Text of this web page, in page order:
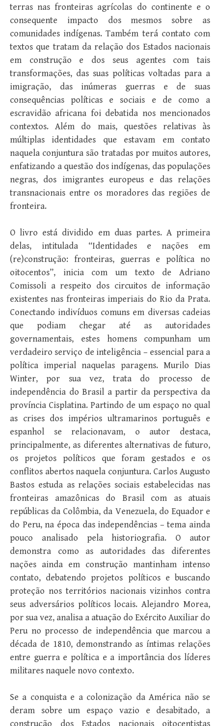
terras nas fronteiras agrícolas do continente e o
consequente impacto dos mesmos sobre as
comunidades indígenas. Também terá contato com
textos que tratam da relação dos Estados nacionais
em construção e dos seus agentes com tais
transformações, das suas políticas voltadas para a
imigração, das inúmeras guerras e de suas
consequências políticas e sociais e de como a
escravidão africana foi debatida nos mencionados
contextos. Além do mais, questões relativas às
múltiplas identidades que estavam em contato
naquela conjuntura são tratadas por muitos autores,
enfatizando a questão dos indígenas, das populações
negras, dos imigrantes europeus e das relações
transnacionais entre os moradores das regiões de
fronteira.
O livro está dividido em duas partes. A primeira
delas, intitulada “Identidades e nações em
(re)construção: fronteiras, guerras e política no
oitocentos”, inicia com um texto de Adriano
Comissoli a respeito dos circuitos de informação
existentes nas fronteiras imperiais do Rio da Prata.
Conectando indivíduos comuns em diversas cadeias
que podiam chegar até as autoridades
governamentais, estes homens compunham um
verdadeiro serviço de inteligência – essencial para a
política imperial naquelas paragens. Murilo Dias
Winter, por sua vez, trata do processo de
independência do Brasil a partir da perspectiva da
província Cisplatina. Partindo de um espaço no qual
as crises dos impérios ultramarinos português e
espanhol se relacionavam, o autor destaca,
principalmente, as diferentes alternativas de futuro,
os projetos políticos que foram gestados e os
conflitos abertos naquela conjuntura. Carlos Augusto
Bastos estuda as relações sociais estabelecidas nas
fronteiras amazônicas do Brasil com as atuais
repúblicas da Colômbia, da Venezuela, do Equador e
do Peru, na época das independências – tema ainda
pouco analisado pela historiografia. O autor
demonstra como as autoridades das diferentes
nações ainda em construção mantinham intenso
contato, debatendo projetos políticos e buscando
proteção nos territórios nacionais vizinhos contra
seus adversários políticos locais. Alejandro Morea,
por sua vez, analisa a atuação do Exército Auxiliar do
Peru no processo de independência que marcou a
década de 1810, demonstrando as íntimas relações
entre guerra e política e a importância dos líderes
militares naquele novo contexto.
Se a conquista e a colonização da América não se
deram sobre um espaço vazio e desabitado, a